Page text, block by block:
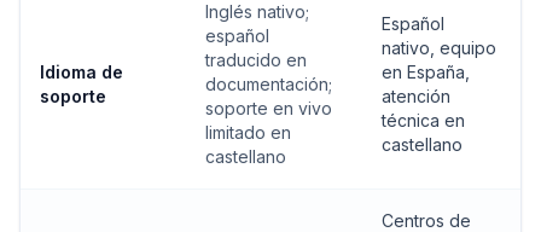
Idioma de
soporte
Inglés nativo;
español
traducido en
documentación;
soporte en vivo
limitado en
castellano
Español
nativo, equipo
en España,
atención
técnica en
castellano
Centros de